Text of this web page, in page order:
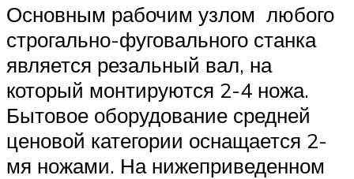
Основным рабочим узлом любого
строгально-фуговального станка
является резальный вал, на
который монтируются 2-4 ножа.
Бытовое оборудование средней
ценовой категории оснащается 2-
мя ножами. На нижеприведенном